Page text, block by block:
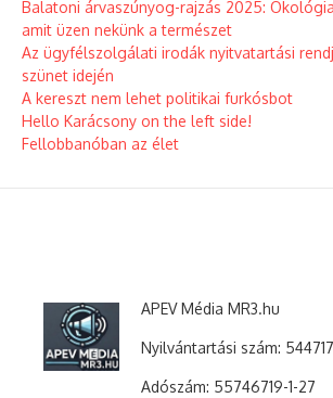
Balatoni árvaszúnyog-rajzás 2025:
amit üzen nekünk a természet
Az ügyfélszolgálati irodák nyitvatartási
szünet idején
A kereszt nem lehet politikai furkósbot
Hello Karácsony on the left side!
Fellobbanóban az élet
APEV Média MR3.hu
Nyilvántartási szám:
Adószám: 55746719-1-27